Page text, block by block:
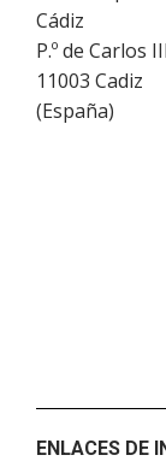
Cádiz
P.º de Carlos
11003 Cadiz
(España)
ENLACES DE